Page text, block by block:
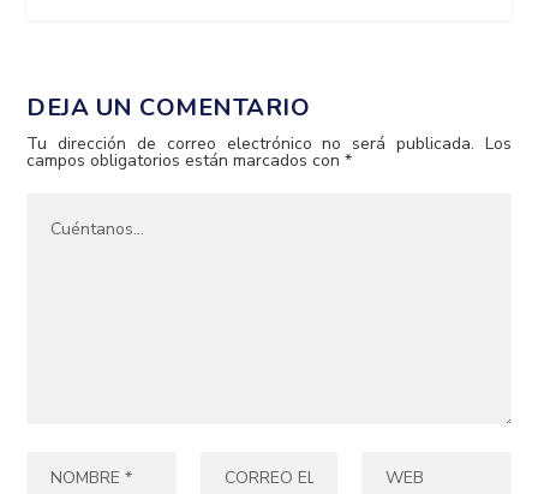
DEJA UN COMENTARIO
Tu dirección de correo electrónico no será publicada. Los
campos obligatorios están marcados con*